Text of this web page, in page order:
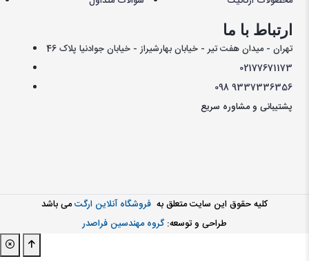
ارتباط با ما
تهران - میدان هفت تیر - خیابان بهارشیراز - خیابان جوادنیا پلاک 46
02177671173
0989337336356
پشتیبانی و مشاوره سریع
کليه حقوق اين سايت متعلق به فروشگاه آنلاین ارگتمی باشد
طراحی و توسعه: گروه مهندسین فراصدر